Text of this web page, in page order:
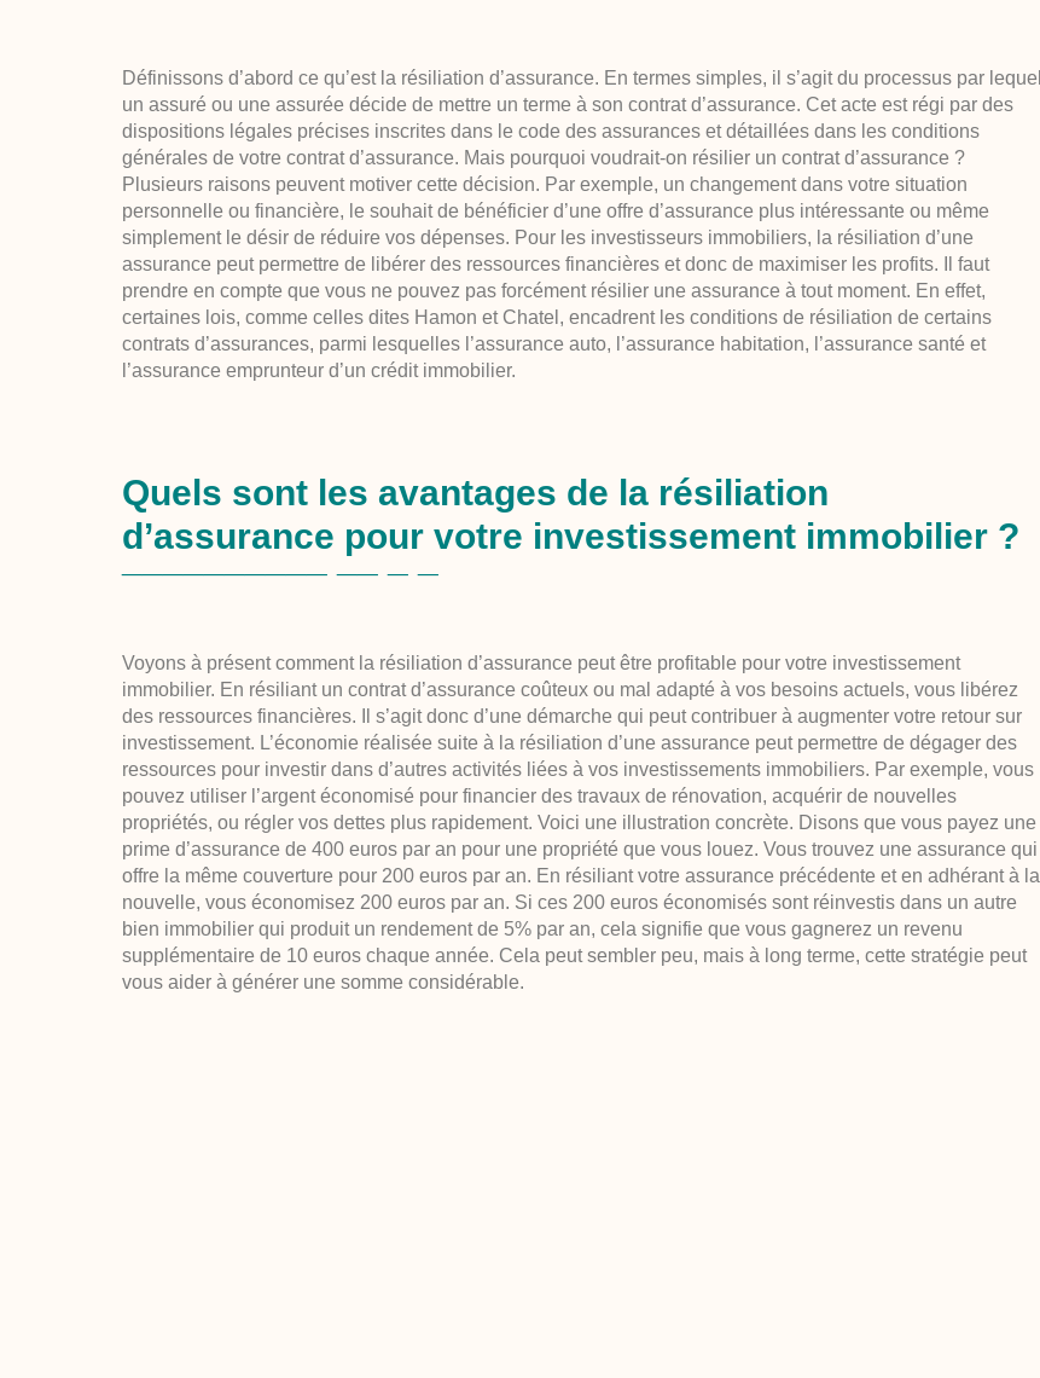
Définissons d’abord ce qu’est la résiliation d’assurance. En termes simples, il s’agit du processus par lequel
un assuré ou une assurée décide de mettre un terme à son contrat d’assurance. Cet acte est régi par des
dispositions légales précises inscrites dans le code des assurances et détaillées dans les conditions
générales de votre contrat d’assurance. Mais pourquoi voudrait-on résilier un contrat d’assurance ?
Plusieurs raisons peuvent motiver cette décision. Par exemple, un changement dans votre situation
personnelle ou financière, le souhait de bénéficier d’une offre d’assurance plus intéressante ou même
simplement le désir de réduire vos dépenses. Pour les investisseurs immobiliers, la résiliation d’une
assurance peut permettre de libérer des ressources financières et donc de maximiser les profits. Il faut
prendre en compte que vous ne pouvez pas forcément résilier une assurance à tout moment. En effet,
certaines lois, comme celles dites Hamon et Chatel, encadrent les conditions de résiliation de certains
contrats d’assurances, parmi lesquelles l’assurance auto, l’assurance habitation, l’assurance santé et
l’assurance emprunteur d’un crédit immobilier.
Quels sont les avantages de la résiliation
d’assurance pour votre investissement immobilier ?
Voyons à présent comment la résiliation d’assurance peut être profitable pour votre investissement
immobilier. En résiliant un contrat d’assurance coûteux ou mal adapté à vos besoins actuels, vous libérez
des ressources financières. Il s’agit donc d’une démarche qui peut contribuer à augmenter votre retour sur
investissement. L’économie réalisée suite à la résiliation d’une assurance peut permettre de dégager des
ressources pour investir dans d’autres activités liées à vos investissements immobiliers. Par exemple, vous
pouvez utiliser l’argent économisé pour financier des travaux de rénovation, acquérir de nouvelles
propriétés, ou régler vos dettes plus rapidement. Voici une illustration concrète. Disons que vous payez une
prime d’assurance de 400 euros par an pour une propriété que vous louez. Vous trouvez une assurance qui
offre la même couverture pour 200 euros par an. En résiliant votre assurance précédente et en adhérant à la
nouvelle, vous économisez 200 euros par an. Si ces 200 euros économisés sont réinvestis dans un autre
bien immobilier qui produit un rendement de 5% par an, cela signifie que vous gagnerez un revenu
supplémentaire de 10 euros chaque année. Cela peut sembler peu, mais à long terme, cette stratégie peut
vous aider à générer une somme considérable.